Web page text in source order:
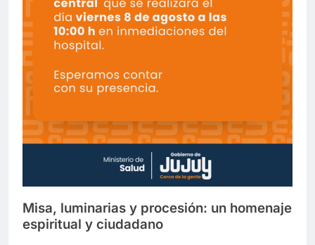
Misa, luminarias y procesión: un homenaje
espiritual y ciudadano